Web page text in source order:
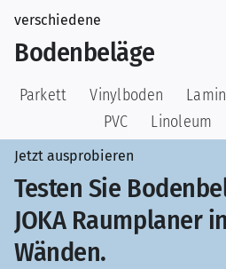
verschiedene
Bodenbeläge
Parkett Vinylboden
PVC
Linoleum
Jetzt ausprobieren
Testen Sie
JOKA Raumplaner
Wänden.